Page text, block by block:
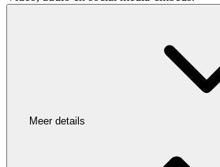
Meer details